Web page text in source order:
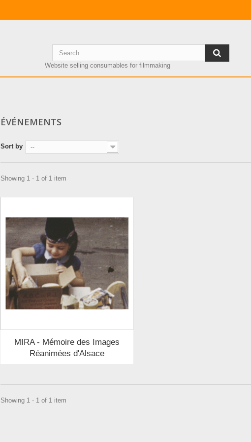
Website selling consumables for filmmaking
ÉVÉNEMENTS
Sort by --
Showing 1 - 1 of 1 item
MIRA - Mémoire des Images
Réanimées d'Alsace
Showing 1 - 1 of 1 item